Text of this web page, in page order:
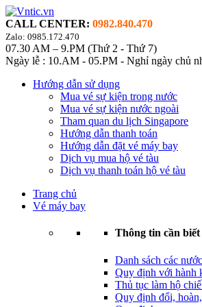
CALL CENTER: 0982.840.470
Zalo: 0985.172.470
07.30 AM – 9.PM (Thứ 2 - Thứ 7)
Ngày lễ : 10.AM - 05.PM - Nghỉ ngày chủ
Hướng dẫn sử dụng
Mua vé sự kiện trong nước
Mua vé sự kiện nước ngoài
Tham quan du lịch Singapore
Hướng dẫn thanh toán
Hướng dẫn đặt vé máy bay
Dịch vụ mua hộ vé tàu
Dịch vụ thanh toán hộ vé tàu
Trang chủ
Vé máy bay
Thông tin cần biết
Danh sách các
Quy định với hành
Thủ tục làm hộ
Quy định đổi,